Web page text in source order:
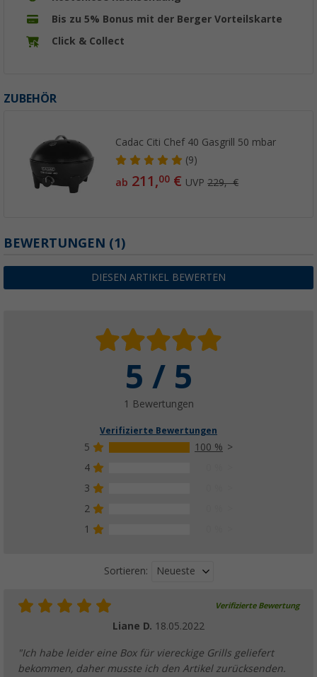
Bis zu 5% Bonus mit der Berger Vorteilskarte
Click & Collect
ZUBEHÖR
Cadac Citi Chef 40 Gasgrill 50 mbar
(9)
ab 211,00 € UVP229,- €
BEWERTUNGEN (1)
DIESEN ARTIKEL BEWERTEN
5 / 5
1 Bewertungen
Verifizierte Bewertungen
5
100 %
4
3
2
1
Sortieren: Neueste
Verifizierte Bewertung
Liane D. 18.05.2022
"Ich habe leider eine Box für viereckige Grills geliefert
bekommen, daher musste ich den Artikel zurücksenden.